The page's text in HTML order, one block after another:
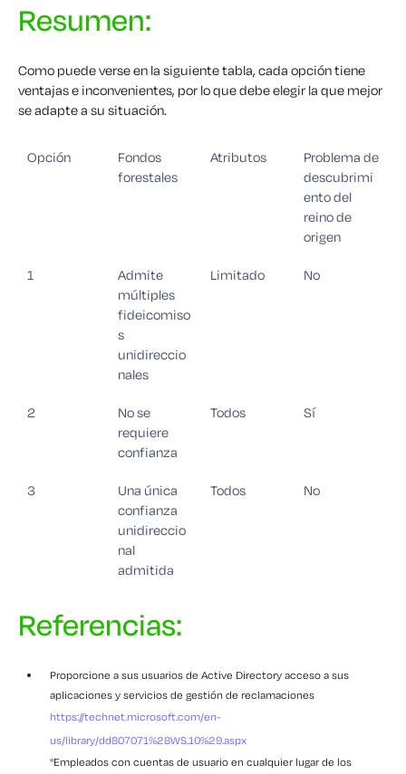
Resumen:
Como puede verse en la siguiente tabla, cada opción tiene
ventajas e inconvenientes, por lo que debe elegir la que mejor
se adapte a su situación.
Opción
Fondos
forestales
Atributos
Problema de
descubrimi
ento del
reino de
origen
1
Admite
múltiples
fideicomiso
s
unidireccio
nales
Limitado No
2
No se
requiere
confianza
Todos Sí
3
Una única
confianza
unidireccio
nal
admitida
Todos No
Referencias:
Proporcione a sus usuarios de Active Directory acceso a sus
aplicaciones y servicios de gestión de reclamaciones
https://technet.microsoft.com/en-
us/library/dd807071%28WS.10%29.aspx
"Empleados con cuentas de usuario en cualquier lugar de los